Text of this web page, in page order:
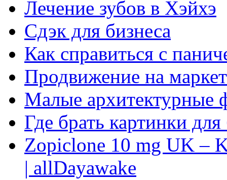
Лечение зубов в Хэйхэ
Сдэк для бизнеса
Как справиться с
Продвижение на
Малые архитектурные
Где брать картинки
Zopiclone 10 mg UK –
| allDayawake